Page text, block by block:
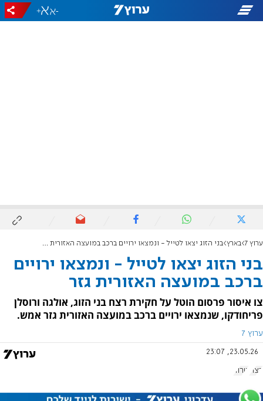
-
+
ערוץ 7 בארץ בני הזוג יצאו לטייל - ונמצאו ירויים ברכב במועצה האזורית גזר
בני הזוג יצאו לטייל - ונמצאו ירויים
ברכב במועצה האזורית גזר
צו איסור פרסום הוטל על חקירת רצח בני הזוג, אולגה ורוסלן
פריחודקו, שנמצאו ירויים ברכב במועצה האזורית גזר אמש.
ערוץ 7
23.05.26, 23:07
רצח טרור